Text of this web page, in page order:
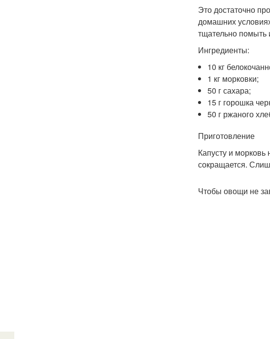
Это достаточно
домашних
тщательно помыть
Ингредиенты:
10 кг
1 кг морковки;
50 г сахара;
15 г горошка
50 г ржаного
Приготовление
Капусту и
сокращается.
Чтобы овощи не